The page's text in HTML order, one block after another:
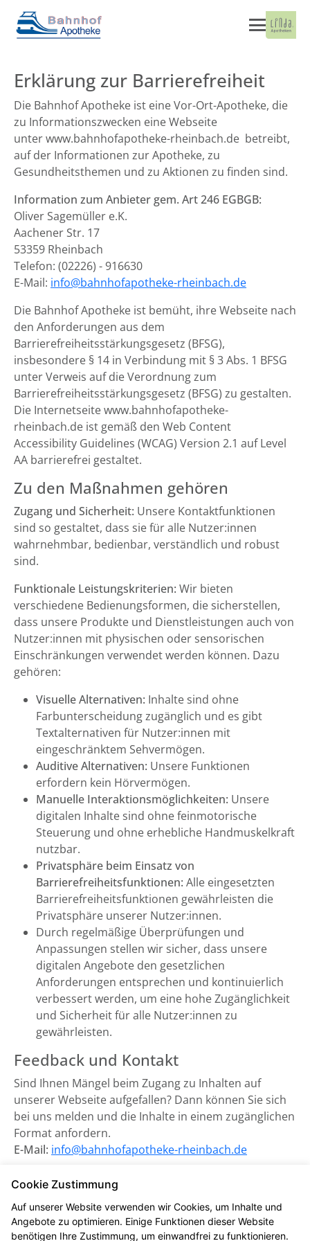
Erklärung zur Barrierefreiheit
Die Bahnhof Apotheke ist eine Vor-Ort-Apotheke, die
zu Informationszwecken eine Webseite
unter www.bahnhofapotheke-rheinbach.de betreibt,
auf der Informationen zur Apotheke, zu
Gesundheitsthemen und zu Aktionen zu finden sind.
Information zum Anbieter gem. Art 246 EGBGB:
Oliver Sagemüller e.K.
Aachener Str. 17
53359 Rheinbach
Telefon: (02226) - 916630
E-Mail: info@bahnhofapotheke-rheinbach.de
Die Bahnhof Apotheke ist bemüht, ihre Webseite nach
den Anforderungen aus dem
Barrierefreiheitsstärkungsgesetz (BFSG),
insbesondere § 14 in Verbindung mit § 3 Abs. 1 BFSG
unter Verweis auf die Verordnung zum
Barrierefreiheitsstärkungsgesetz (BFSG) zu gestalten.
Die Internetseite www.bahnhofapotheke-
rheinbach.de ist gemäß den Web Content
Accessibility Guidelines (WCAG) Version 2.1 auf Level
AA barrierefrei gestaltet.
Zu den Maßnahmen gehören
Zugang und Sicherheit: Unsere Kontaktfunktionen
sind so gestaltet, dass sie für alle Nutzer:innen
wahrnehmbar, bedienbar, verständlich und robust
sind.
Funktionale Leistungskriterien: Wir bieten
verschiedene Bedienungsformen, die sicherstellen,
dass unsere Produkte und Dienstleistungen auch von
Nutzer:innen mit physischen oder sensorischen
Einschränkungen verwendet werden können. Dazu
gehören:
Visuelle Alternativen: Inhalte sind ohne
Farbunterscheidung zugänglich und es gibt
Textalternativen für Nutzer:innen mit
eingeschränktem Sehvermögen.
Auditive Alternativen: Unsere Funktionen
erfordern kein Hörvermögen.
Manuelle Interaktionsmöglichkeiten: Unsere
digitalen Inhalte sind ohne feinmotorische
Steuerung und ohne erhebliche Handmuskelkraft
nutzbar.
Privatsphäre beim Einsatz von
Barrierefreiheitsfunktionen: Alle eingesetzten
Barrierefreiheitsfunktionen gewährleisten die
Privatsphäre unserer Nutzer:innen.
Durch regelmäßige Überprüfungen und
Anpassungen stellen wir sicher, dass unsere
digitalen Angebote den gesetzlichen
Anforderungen entsprechen und kontinuierlich
verbessert werden, um eine hohe Zugänglichkeit
und Sicherheit für alle Nutzer:innen zu
gewährleisten.
Feedback und Kontakt
Sind Ihnen Mängel beim Zugang zu Inhalten auf
unserer Webseite aufgefallen? Dann können Sie sich
bei uns melden und die Inhalte in einem zugänglichen
Format anfordern.
E-Mail: info@bahnhofapotheke-rheinbach.de
Zuständige Marktüberwachungsbehörde:
Marktüberwachungsstelle der Länder für die
Barrierefreiheit von Produkten und Dienstleistungen
(MLBF) in Magdeburg, Sachsen-Anhalt.
Cookie Zustimmung
Auf unserer Website verwenden wir Cookies, um Inhalte und
Angebote zu optimieren. Einige Funktionen dieser Website
benötigen Ihre Zustimmung, um einwandfrei zu funktionieren.